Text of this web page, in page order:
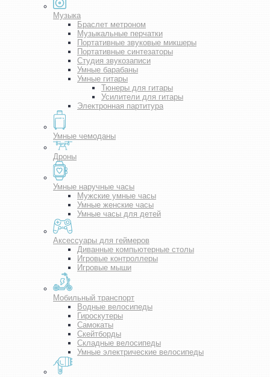
Музыка
Браслет метроном
Музыкальные перчатки
Портативные звуковые микшеры
Портативные синтезаторы
Студия звукозаписи
Умные барабаны
Умные гитары
Тюнеры для гитары
Усилители для гитары
Электронная партитура
Умные чемоданы
Дроны
Умные наручные часы
Мужские умные часы
Умные женские часы
Умные часы для детей
Аксессуары для геймеров
Диванные компьютерные столы
Игровые контроллеры
Игровые мыши
Мобильный транспорт
Водные велосипеды
Гироскутеры
Самокаты
Скейтборды
Складные велосипеды
Умные электрические велосипеды